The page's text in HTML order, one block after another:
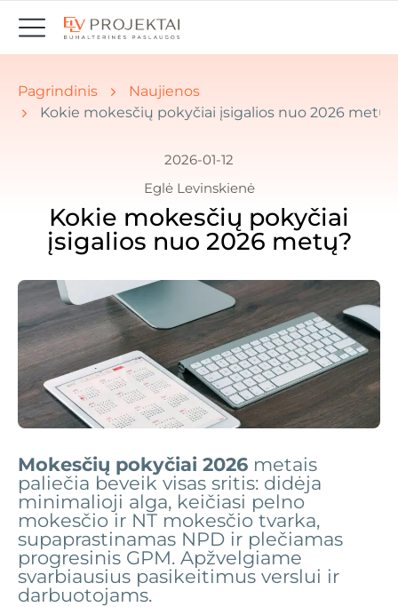
Jūs esate čia: Pradžia " Naujienos
Pagrindinis
Naujienos
Kokie mokesčių pokyčiai įsigalios nuo 2026 metų?
2026-01-12
Eglė Levinskienė
Kokie mokesčių pokyčiai
įsigalios nuo 2026 metų?
Mokesčių pokyčiai 2026 metais
paliečia beveik visas sritis: didėja
minimalioji alga, keičiasi pelno
mokesčio ir NT mokesčio tvarka,
supaprastinamas NPD ir plečiamas
progresinis GPM. Apžvelgiame
svarbiausius pasikeitimus verslui ir
darbuotojams.